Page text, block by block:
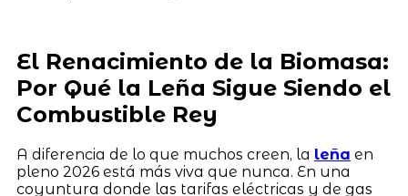
El Renacimiento de la Biomasa:
Por Qué la Leña Sigue Siendo el
Combustible Rey
A diferencia de lo que muchos creen, la leña en
pleno 2026 está más viva que nunca. En una
coyuntura donde las tarifas eléctricas y de gas